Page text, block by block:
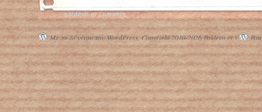
paidevo.gr | parents
Με τη δύναμη του WordPress. Copyright 2010-2026 Paidevo.gr |